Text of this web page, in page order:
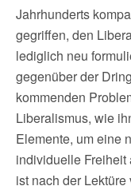
Jahrhunderts
gegriffen, den
lediglich neu
gegenüber der
kommenden
Liberalismus, wie
Elemente, um eine
individuelle Freiheit
ist nach der